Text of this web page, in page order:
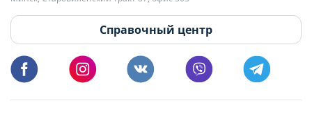
vg@domovita.by
Пишите и звоните нам в будние дни с 8:00 до 20:00.
Справочный центр